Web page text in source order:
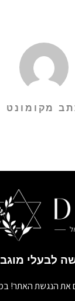
מקומונט
לבעלי
את הנגשת האתר!